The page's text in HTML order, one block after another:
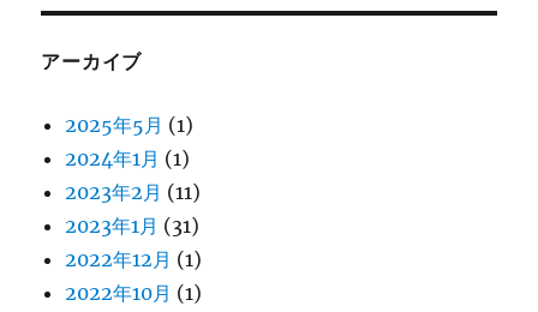
アーカイブ
2025年5月 (1)
2024年1月 (1)
2023年2月 (11)
2023年1月 (31)
2022年12月 (1)
2022年10月 (1)